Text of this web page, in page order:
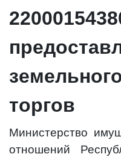
торгов
Министерство
отношений